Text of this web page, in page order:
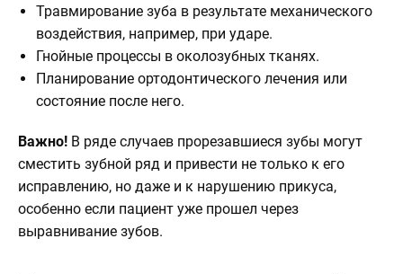
Травмирование зуба в результате механического
воздействия, например, при ударе.
Гнойные процессы в околозубных тканях.
Планирование ортодонтического лечения или
состояние после него.
Важно! В ряде случаев прорезавшиеся зубы могут
сместить зубной ряд и привести не только к его
исправлению, но даже и к нарушению прикуса,
особенно если пациент уже прошел через
выравнивание зубов.